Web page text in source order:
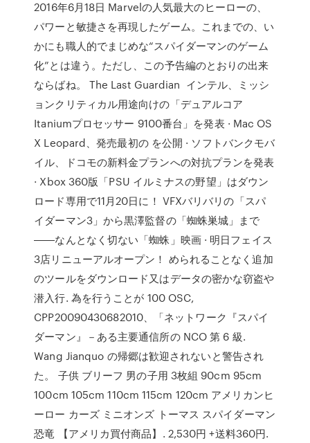
2016年6月18日 Marvelの人気最大のヒーローの、
パワーと敏捷さを再現したゲーム。これまでの、い
かにも職人的でまじめな“スパイダーマンのゲーム
化”とは違う。ただし、この予告編のとおりの出来
ならばね。 The Last Guardian インテル、ミッシ
ョンクリティカル用途向けの「デュアルコア
Itaniumプロセッサー 9100番台」を発表 · Mac OS
X Leopard、発売最初の を公開 · ソフトバンクモバ
イル、ドコモの新料金プランへの対抗プランを発表
· Xbox 360版「PSU イルミナスの野望」はダウン
ロード専用で11月20日に！ VFXバリバリの「スパ
イダーマン3」から黒澤監督の「蜘蛛巣城」まで
――なんとなく切ない「蜘蛛」映画 · 明日フェイス
3店リニューアルオープン！ められることなく追加
のツールをダウンロード又はデータの密かな窃盗や
潜入行. 為を行うことが 100 OSC,
CPP20090430682010、「ネットワーク『スパイ
ダーマン』－ある主要通信所の NCO 第 6 級.
Wang Jianquo の帰郷は歓迎されないと警告され
た。 子供 ブリーフ 男の子用 3枚組 90cm 95cm
100cm 105cm 110cm 115cm 120cm アメリカンヒ
ーロー カーズ ミニオンズ トーマス スパイダーマン
恐竜 【アメリカ買付商品】. 2,530円 +送料360円.